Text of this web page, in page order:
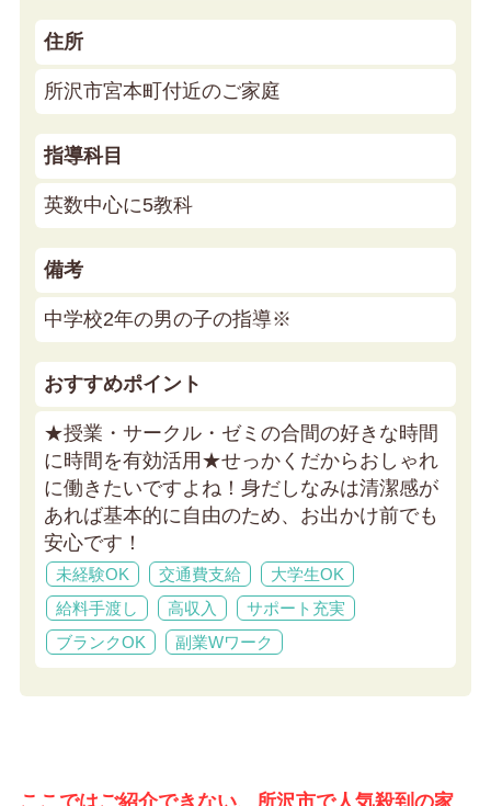
住所
所沢市宮本町付近のご家庭
指導科目
英数中心に5教科
備考
中学校2年の男の子の指導※
おすすめポイント
★授業・サークル・ゼミの合間の好きな時間
に時間を有効活用★せっかくだからおしゃれ
に働きたいですよね！身だしなみは清潔感が
あれば基本的に自由のため、お出かけ前でも
安心です！
未経験OK 交通費支給
大学生OK
給料手渡し
高収入
サポート充実
ブランクOK
副業Wワーク
ここではご紹介できない、所沢市で人気殺到の家